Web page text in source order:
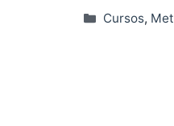
Categorías
Cursos,